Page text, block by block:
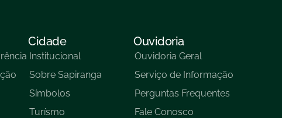
Cidade
Institucional
Sobre Sapiranga
Símbolos
Turísmo
Ouvidoria
Ouvidoria Geral
Serviço de Informação
Perguntas Frequentes
Fale Conosco